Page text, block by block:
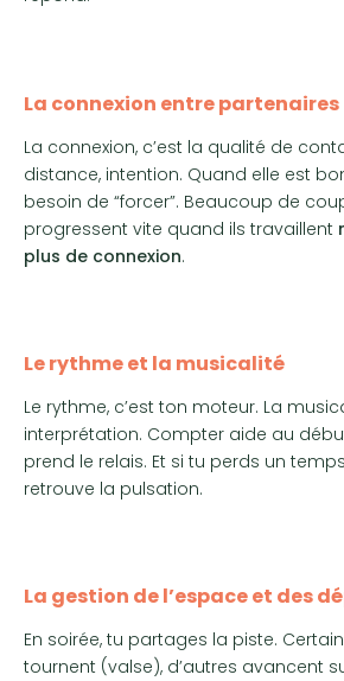
La connexion entre partenaires
La connexion, c’est la qualité de
distance, intention. Quand elle est
besoin de “forcer”. Beaucoup de
progressent vite quand ils travaillent
plus de connexion.
Le rythme et la musicalité
Le rythme, c’est ton moteur. La
interprétation. Compter aide au
prend le relais. Et si tu perds un
retrouve la pulsation.
La gestion de l’espace et des
En soirée, tu partages la piste.
tournent (valse), d’autres avancent